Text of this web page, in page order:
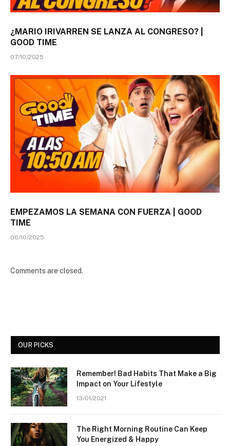
¿MARIO IRIVARREN SE LANZA AL CONGRESO? |
GOOD TIME
07/10/2025
EMPEZAMOS LA SEMANA CON FUERZA | GOOD
TIME
06/10/2025
Comments are closed.
OUR PICKS
Remember! Bad Habits That Make a Big
Impact on Your Lifestyle
13/01/2021
The Right Morning Routine Can Keep
You Energized & Happy